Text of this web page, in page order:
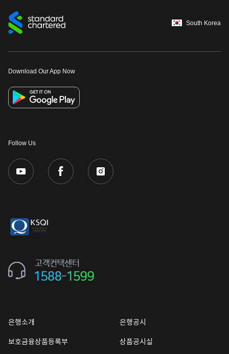
South Korea
Download Our App Now
Follow Us
은행소개 은행공시
보호금융상품등록부 상품공시실